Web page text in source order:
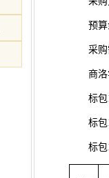
预算
采购
商
标包
标包
标包